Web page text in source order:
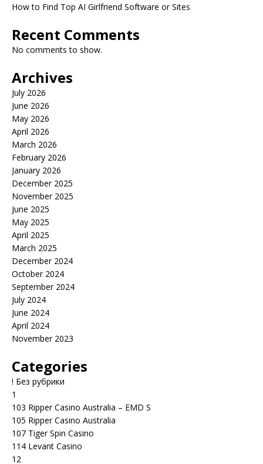
How to Find Top AI Girlfriend Software or Sites
Recent Comments
No comments to show.
Archives
July 2026
June 2026
May 2026
April 2026
March 2026
February 2026
January 2026
December 2025
November 2025
June 2025
May 2025
April 2025
March 2025
December 2024
October 2024
September 2024
July 2024
June 2024
April 2024
November 2023
Categories
! Без рубрики
1
103 Ripper Casino Australia – EMD S
105 Ripper Casino Australia
107 Tiger Spin Casino
114 Levant Casino
12